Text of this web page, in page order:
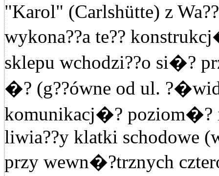
"Karol" (Carlshütte) z
wykona??a te??
sklepu wchodzi??o si�?
�? (g??ówne od ul.
komunikacj�? poziom�?
liwia??y klatki schodowe
przy wewn�?trznych